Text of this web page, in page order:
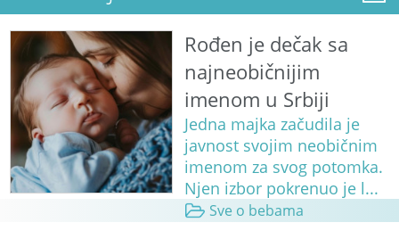
Rođen je dečak sa
najneobičnijim
imenom u Srbiji
Jedna majka začudila je
javnost svojim neobičnim
imenom za svog potomka.
Njen izbor pokrenuo je l...
Sve o bebama